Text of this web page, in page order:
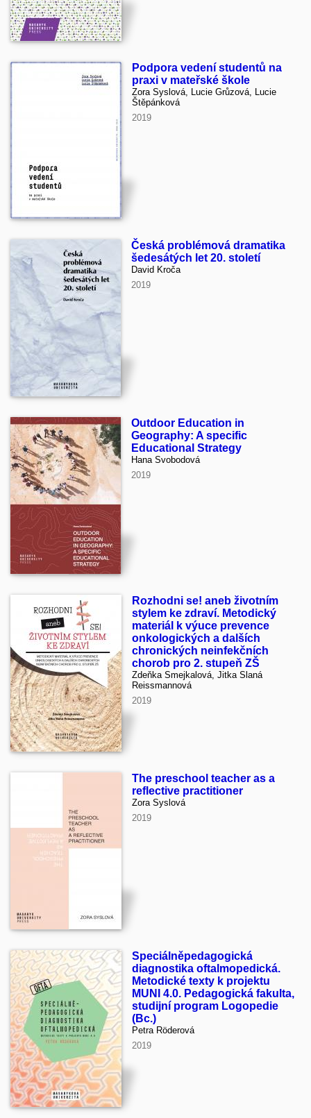
Podpora vedení studentů na
praxi v mateřské škole
Zora Syslová, Lucie Grůzová, Lucie
Štěpánková
2019
Česká problémová dramatika
šedesátých let 20. století
David Kroča
2019
Outdoor Education in
Geography: A specific
Educational Strategy
Hana Svobodová
2019
Rozhodni se! aneb životním
stylem ke zdraví. Metodický
materiál k výuce prevence
onkologických a dalších
chronických neinfekčních
chorob pro 2. stupeň ZŠ
Zdeňka Smejkalová, Jitka Slaná
Reissmannová
2019
The preschool teacher as a
reflective practitioner
Zora Syslová
2019
Speciálněpedagogická
diagnostika oftalmopedická.
Metodické texty k projektu
MUNI 4.0. Pedagogická fakulta,
studijní program Logopedie
(Bc.)
Petra Röderová
2019